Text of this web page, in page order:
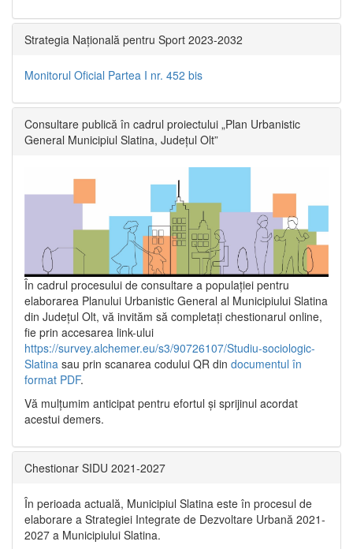
Strategia Națională pentru Sport 2023-2032
Monitorul Oficial Partea I nr. 452 bis
Consultare publică în cadrul proiectului „Plan Urbanistic
General Municipiul Slatina, Județul Olt”
În cadrul procesului de consultare a populaţiei pentru
elaborarea Planului Urbanistic General al Municipiului Slatina
din Județul Olt, vă invităm să completați chestionarul online,
fie prin accesarea link-ului
https://survey.alchemer.eu/s3/90726107/Studiu-sociologic-
Slatina sau prin scanarea codului QR din documentul în
format PDF.
Vă mulţumim anticipat pentru efortul şi sprijinul acordat
acestui demers.
Chestionar SIDU 2021-2027
În perioada actuală, Municipiul Slatina este în procesul de
elaborare a Strategiei Integrate de Dezvoltare Urbană 2021‐
2027 a Municipiului Slatina.